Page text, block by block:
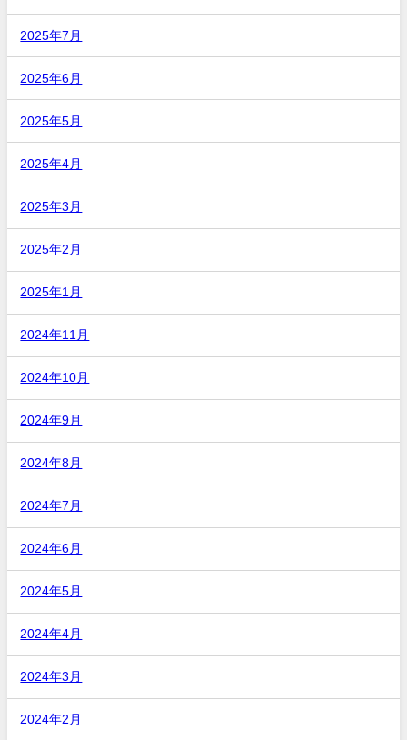
2025年7月
2025年6月
2025年5月
2025年4月
2025年3月
2025年2月
2025年1月
2024年11月
2024年10月
2024年9月
2024年8月
2024年7月
2024年6月
2024年5月
2024年4月
2024年3月
2024年2月